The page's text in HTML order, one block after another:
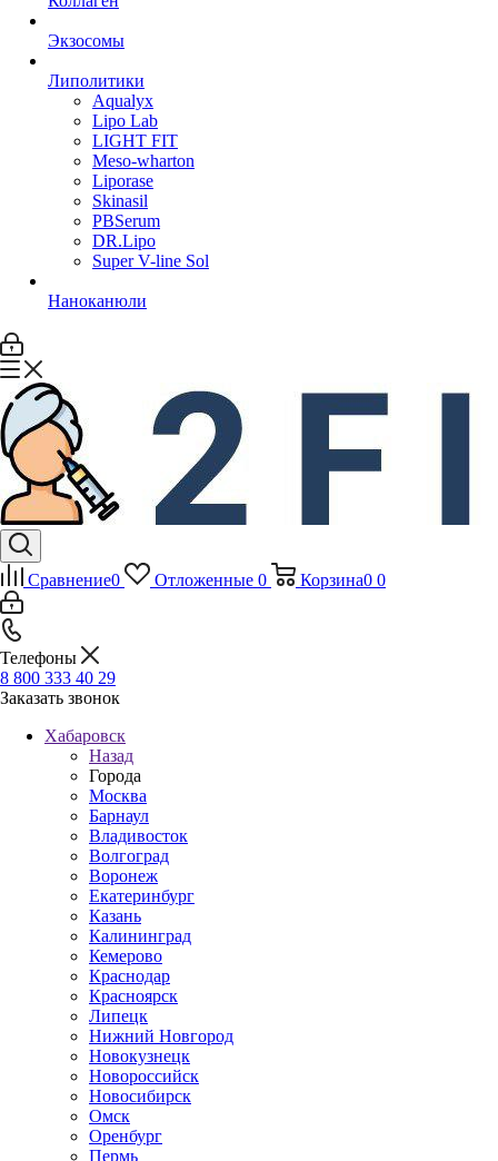
Экзосомы
Липолитики
Aqualyx
Lipo Lab
LIGHT FIT
Meso-wharton
Liporase
Skinasil
PBSerum
DR.Lipo
Super V-line Sol
Наноканюли
Сравнение0 Отложенные 0 Корзина0 0
Телефоны
8 800 333 40 29
Заказать звонок
Хабаровск
Назад
Города
Москва
Барнаул
Владивосток
Волгоград
Воронеж
Екатеринбург
Казань
Калининград
Кемерово
Краснодар
Красноярск
Липецк
Нижний Новгород
Новокузнецк
Новороссийск
Новосибирск
Омск
Оренбург
Пермь